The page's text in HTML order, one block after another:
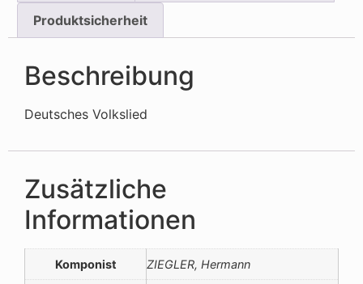
Produktsicherheit
Beschreibung
Deutsches Volkslied
Zusätzliche
Informationen
Komponist ZIEGLER, Hermann